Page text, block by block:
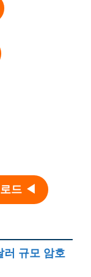
드 ◀
러 규모 암호